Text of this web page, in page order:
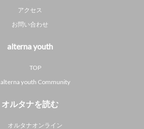
アクセス
お問い合わせ
alterna youth
TOP
alterna youth Community
オルタナを読む
オルタナオンライン